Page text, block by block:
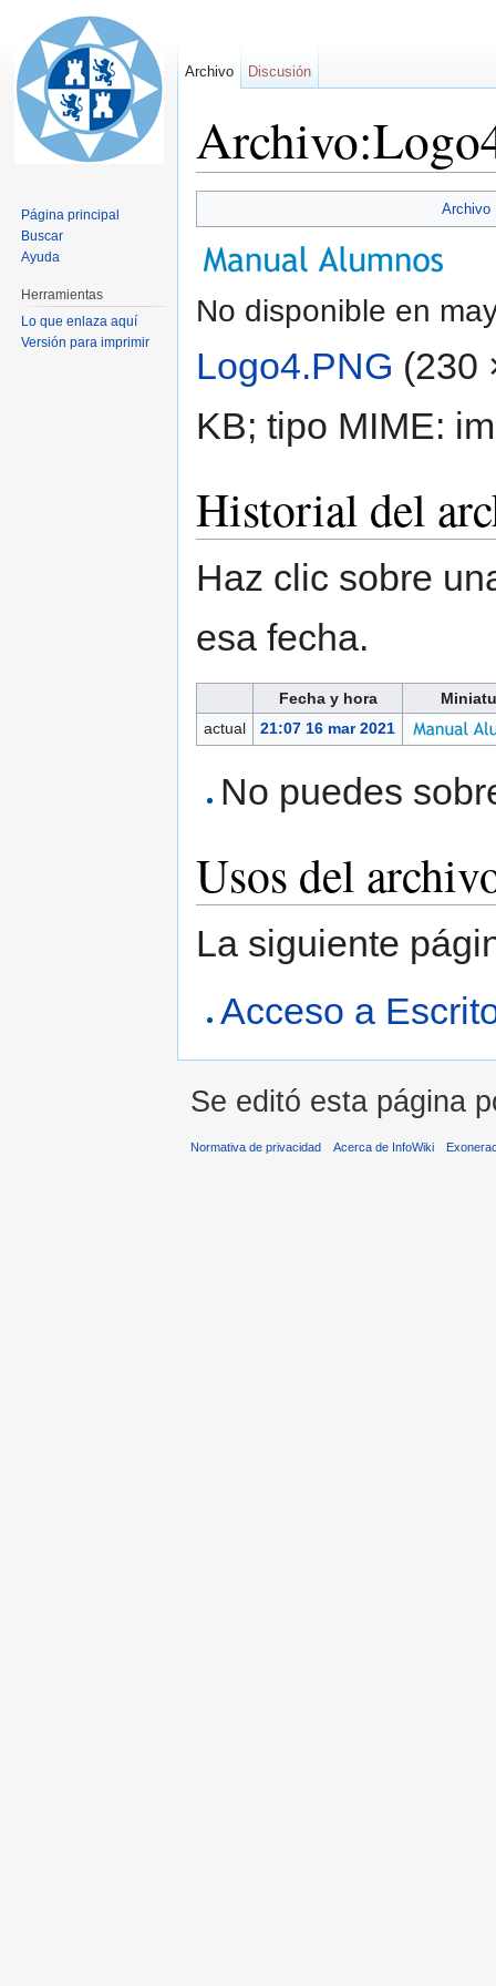
Archivo
No disponible en
Logo4.PNG (230
KB; tipo MIME:
Historial del
Haz clic sobre
esa fecha.
Fecha y hora
actual
21:07 16 mar 2021
No puedes
Usos del
La siguiente
Acceso a
Archivo Discusión
Página principal
Buscar
Ayuda
Herramientas
Lo que enlaza aquí
Versión para imprimir
Se editó esta página
Normativa de privacidad Acerca de InfoWiki